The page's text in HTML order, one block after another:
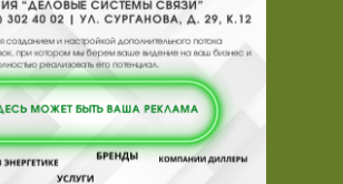
электронный заказ с помощью
и мы подберем для
компанию